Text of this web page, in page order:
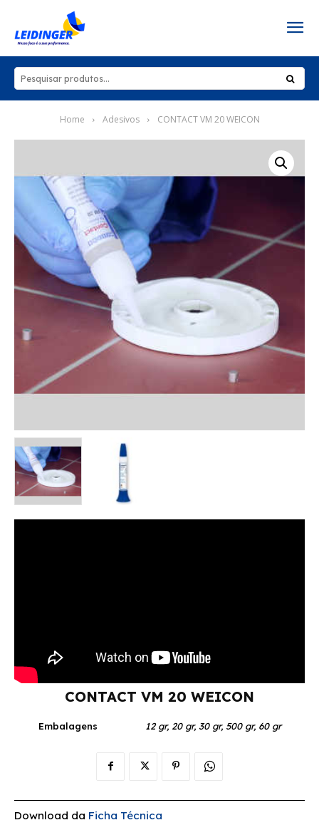
Home Adesivos CONTACT VM 20 WEICON
CONTACT VM 20 WEICON
Embalagens 12 gr, 20 gr, 30 gr, 500 gr, 60 gr
Download da Ficha Técnica